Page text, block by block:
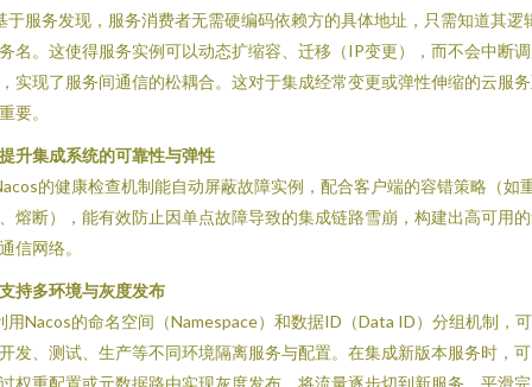
于服务发现，服务消费者无需硬编码依赖方的具体地址，只需知道其逻
名。这使得服务实例可以动态扩缩容、迁移（IP变更），而不会中断
实现了服务间通信的松耦合。这对于集成经常变更或弹性伸缩的云服
要。
升集成系统的可靠性与弹性
的健康检查机制能自动屏蔽故障实例，配合客户端的容错策略（如
熔断），能有效防止因单点故障导致的集成链路雪崩，构建出高可用
信网络。
持多环境与灰度发布
用Nacos的命名空间（Namespace）和数据ID（Data ID）分组机制，
发、测试、生产等不同环境隔离服务与配置。在集成新版本服务时，
权重配置或元数据路由实现灰度发布，将流量逐步切到新服务，平滑